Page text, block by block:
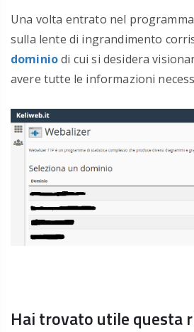
Una volta entrato nel
sulla lente di ingrandimento
dominiodi cui si desidera
avere tutte le informazioni
Hai trovato utile questa